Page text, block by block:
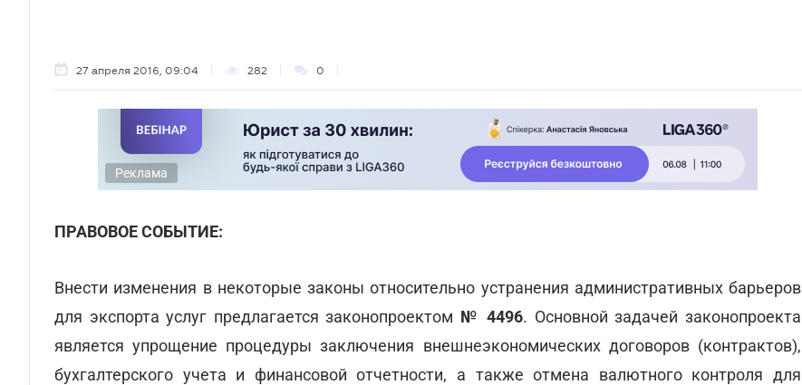
27 апреля 2016, 09:04 282 0
Реклама
ПРАВОВОЕ СОБЫТИЕ:
Внести изменения в некоторые законы относительно устранения административных барьеров
для экспорта услуг предлагается законопроектом № 4496. Основной задачей законопроекта
является упрощение процедуры заключения внешнеэкономических договоров (контрактов),
бухгалтерского учета и финансовой отчетности, а также отмена валютного контроля для